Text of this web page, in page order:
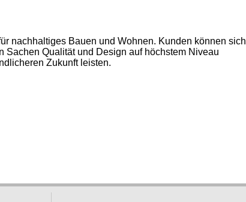
nachhaltiges Bauen und Wohnen. Kunden können sich
Sachen Qualität und Design auf höchstem Niveau
Zukunft leisten.